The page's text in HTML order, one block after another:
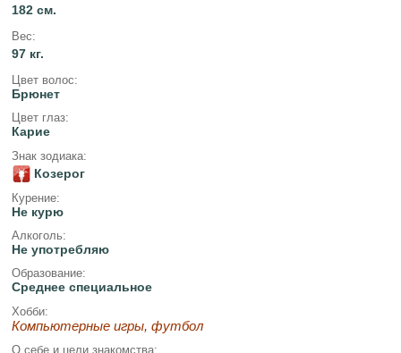
182 см.
Вес:
97 кг.
Цвет волос:
Брюнет
Цвет глаз:
Карие
Знак зодиака:
Козерог
Курение:
Не курю
Алкоголь:
Не употребляю
Образование:
Среднее специальное
Хобби:
Компьютерные игры, футбол
О себе и цели знакомства: